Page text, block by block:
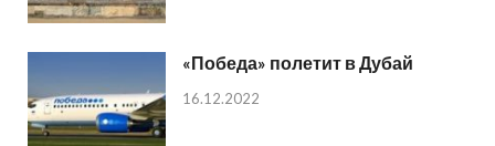
«Победа» полетит в Дубай
16.12.2022